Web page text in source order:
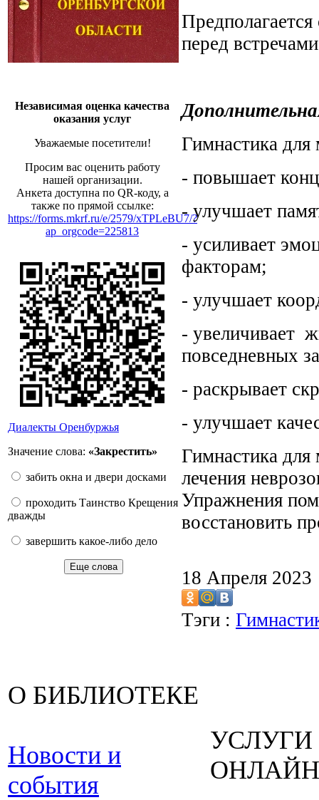
Независимая оценка качества
оказания услуг
Уважаемые посетители!
Просим вас оценить работу
нашей организации.
Анкета доступна по QR-коду, а
также по прямой ссылке:
https://forms.mkrf.ru/e/2579/xTPLeBU7/?
ap_orgcode=225813
Диалекты Оренбуржья
Значение слова: «Закрестить»
забить окна и двери досками
проходить Таинство Крещения
дважды
завершить какое-либо дело
Еще слова
перед
Гимнастика для
- повышает
- улучшает
- усиливает
факторам;
- улучшает
- увеличивает
повседневных
- раскрывает
- улучшает
Гимнастика для
лечения
Упражнения
восстановить
18 Апреля
Тэги :
О БИБЛИОТЕКЕ
Новости и
события
УСЛУГИ
ОНЛАЙН